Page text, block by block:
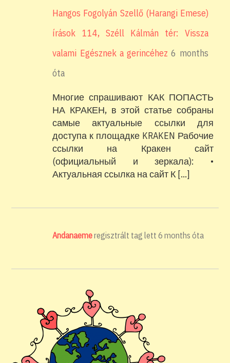
Hangos Fogolyán Szellő (Harangi Emese)
írások 114, Széll Kálmán tér: Vissza
valami Egésznek a gerincéhez 6 months
óta
Многие спрашивают КАК ПОПАСТЬ
НА КРАКЕН, в этой статье собраны
самые актуальные ссылки для
доступа к площадке KRAKEN Рабочие
ссылки на Кракен сайт
(официальный и зеркала): •
Актуальная ссылка на сайт К […]
Andanaemeregisztrált tag lett6 months óta